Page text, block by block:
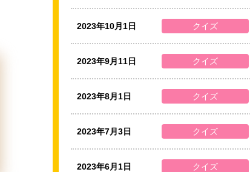
2023年10月1日 クイズ
2023年9月11日 クイズ
2023年8月1日 クイズ
2023年7月3日 クイズ
2023年6月1日 クイズ